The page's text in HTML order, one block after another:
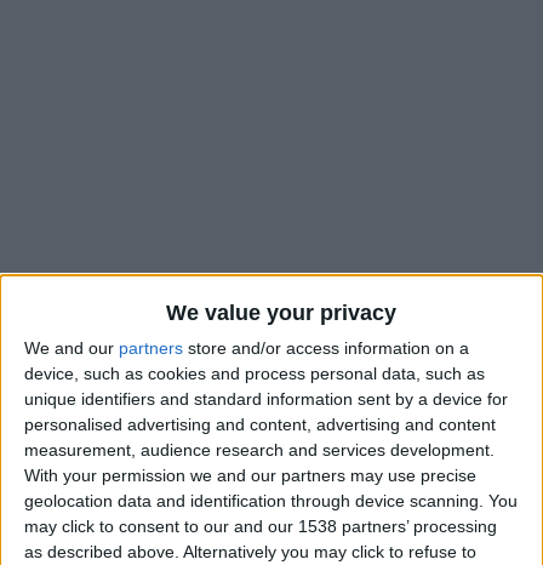
We value your privacy
We and our partners store and/or access information on a
device, such as cookies and process personal data, such as
unique identifiers and standard information sent by a device for
personalised advertising and content, advertising and content
measurement, audience research and services development.
With your permission we and our partners may use precise
geolocation data and identification through device scanning. You
may click to consent to our and our 1538 partners’ processing
as described above. Alternatively you may click to refuse to
La possible absence de Mika Biereth contre Strasbourg,
samedi, serait une bien mauvaise nouvelle pour l’AS Monaco,
même s’il n’a pas marqué depuis deux rencontres, contre Brest
et Marseille. Le meilleur buteur de l’ASM cette saison (12
buts) est pour l’heure incertain en raison d’une gêne à un
quadriceps ressentie à l’entraînement mercredi, selon Nice-